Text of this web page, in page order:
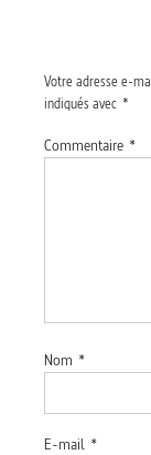
Votre adresse e-
indiqués avec *
Commentaire *
Nom *
E-mail *